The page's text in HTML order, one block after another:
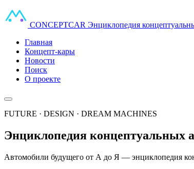
CONCEPTCAR Энциклопедия
Главная
Концепт-кары
Новости
Поиск
О проекте
FUTURE · DESIGN · DREAM MACHINES
Энциклопедия концептуальных
Автомобили будущего от А до Я — энциклопедия